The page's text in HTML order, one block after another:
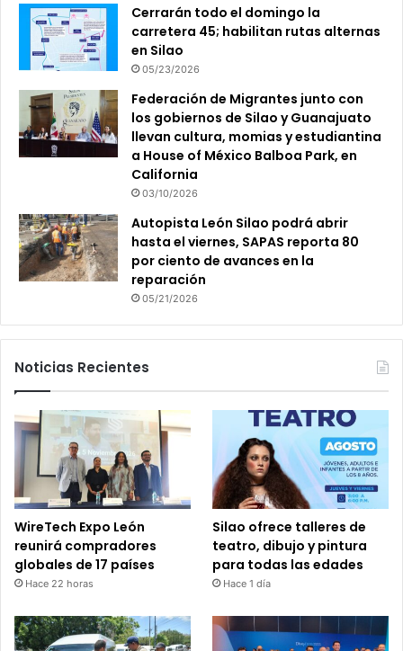
Cerrarán todo el domingo la
carretera 45; habilitan rutas alternas
en Silao
05/23/2026
Federación de Migrantes junto con
los gobiernos de Silao y Guanajuato
llevan cultura, momias y estudiantina
a House of México Balboa Park, en
California
03/10/2026
Autopista León Silao podrá abrir
hasta el viernes, SAPAS reporta 80
por ciento de avances en la
reparación
05/21/2026
Noticias Recientes
WireTech Expo León
reunirá compradores
globales de 17 países
Hace 22 horas
Silao ofrece talleres de
teatro, dibujo y pintura
para todas las edades
Hace 1 día